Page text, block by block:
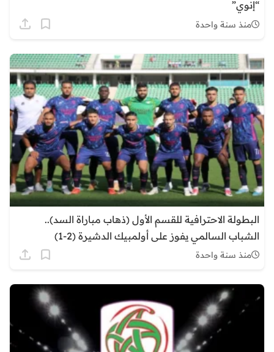
“إنوي”
منذ سنة واحدة
البطولة الاحترافية للقسم الأول (ذهاب مباراة السد)..
الشباب السالمي يفوز على أولمبيك الدشيرة (2-1)
منذ سنة واحدة